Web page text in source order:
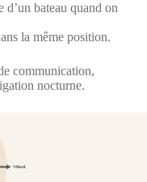
bateau quand on
la même position.
communication,
nocturne.